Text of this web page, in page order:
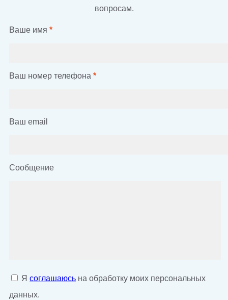
вопросам.
Ваше имя *
Ваш номер телефона *
Ваш email
Сообщение
Я соглашаюсь на обработку моих персональных
данных.